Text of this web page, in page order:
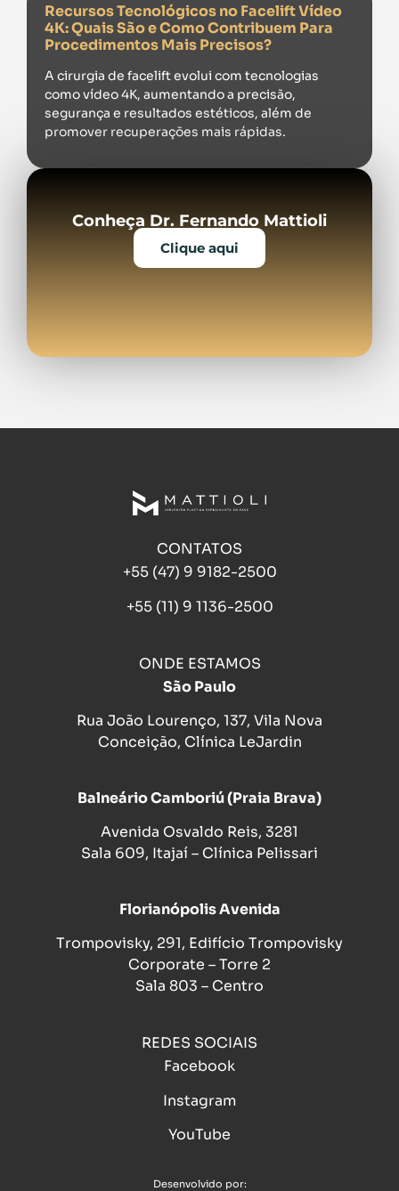
Recursos Tecnológicos no Facelift Vídeo
4K: Quais São e Como Contribuem Para
Procedimentos Mais Precisos?
A cirurgia de facelift evolui com tecnologias
como vídeo 4K, aumentando a precisão,
segurança e resultados estéticos, além de
promover recuperações mais rápidas.
Conheça Dr. Fernando Mattioli
Clique aqui
CONTATOS
+55 (47) 9 9182-2500
+55 (11) 9 1136-2500
ONDE ESTAMOS
São Paulo
Rua João Lourenço, 137, Vila Nova
Conceição, Clínica LeJardin
Balneário Camboriú (Praia Brava)
Avenida Osvaldo Reis, 3281
Sala 609, Itajaí – Clínica Pelissari
Florianópolis Avenida
Trompovisky, 291, Edifício Trompovisky
Corporate – Torre 2
Sala 803 – Centro
REDES SOCIAIS
Facebook
Instagram
YouTube
Desenvolvido por: